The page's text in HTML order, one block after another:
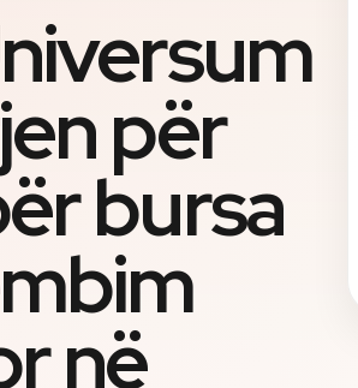
për
bursa
në